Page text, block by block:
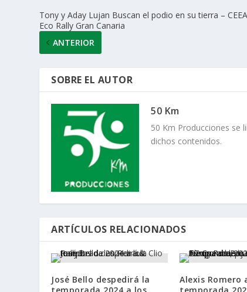
Tony y Aday Lujan Buscan el podio en su tierra –
Eco Rally Gran Canaria
ANTERIOR
SOBRE EL AUTOR
50 Km
50 Km Producciones se
dichos contenidos.
ARTÍCULOS RELACIONADOS
José Bello despedirá la
Alexis Romero